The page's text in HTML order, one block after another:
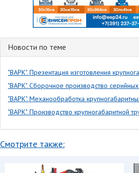
Новости по теме
"ВАРК". Презентация изготовления
"ВАРК". Сборочное производство
"ВАРК". Механообработка
"ВАРК". Производство крупногабаритной
Смотрите также: